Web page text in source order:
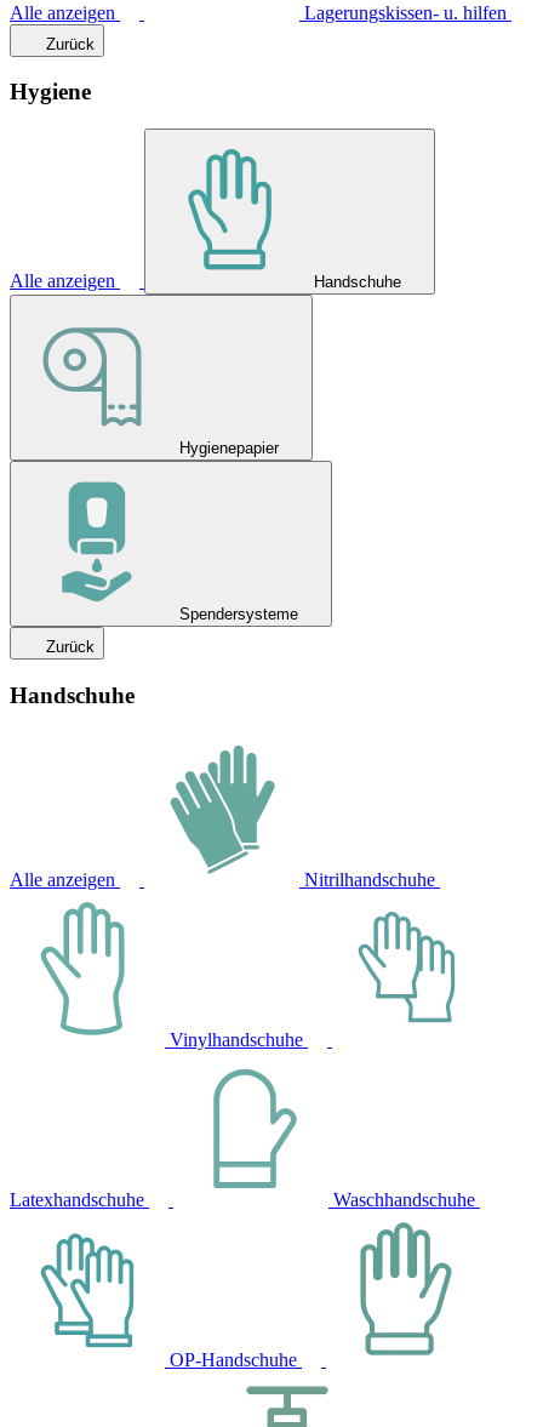
Alle anzeigen Lagerungskissen- u. hilfen
Zurück
Hygiene
Alle anzeigen Handschuhe
Hygienepapier
Spendersysteme
Zurück
Handschuhe
Alle anzeigen Nitrilhandschuhe
Vinylhandschuhe
Latexhandschuhe Waschhandschuhe
OP-Handschuhe